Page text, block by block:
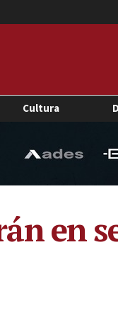
Cultura
en